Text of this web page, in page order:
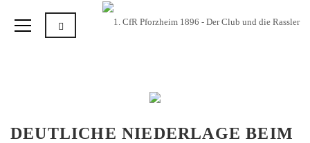
DEUTLICHE NIEDERLAGE BEIM